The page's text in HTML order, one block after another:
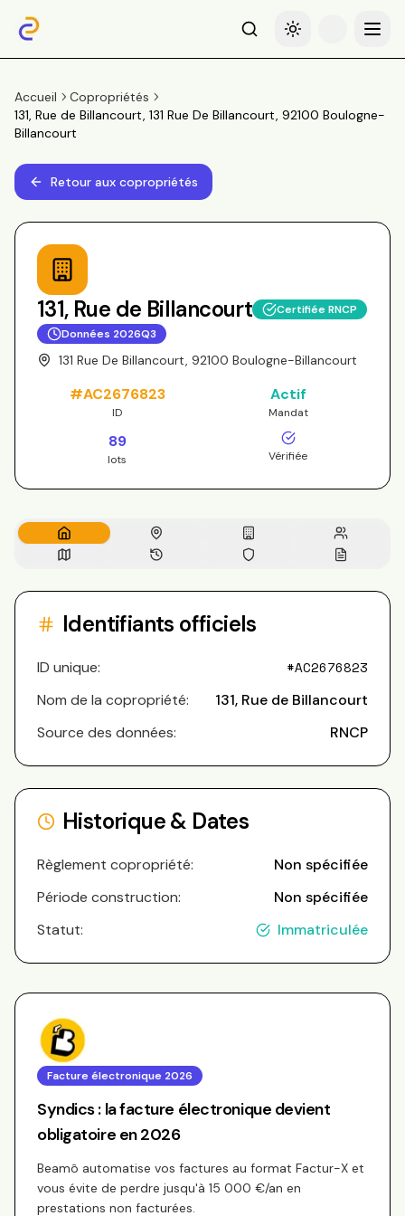
RechercheBasculer le thème
Menu
Accueil
Copropriétés
131, Rue de Billancourt, 131 Rue De Billancourt, 92100 Boulogne-
Billancourt
Retour aux copropriétés
131, Rue de Billancourt
Certifiée RNCP
Données 2026Q3
131 Rue De Billancourt, 92100 Boulogne-Billancourt
#AC2676823
ID
Actif
Mandat
89
lots Vérifiée
Identifiants officiels
ID unique: #AC2676823
Nom de la copropriété:
131, Rue de Billancourt
Source des données:
RNCP
Historique & Dates
Règlement copropriété:
Non spécifiée
Période construction:
Non spécifiée
Statut:
Immatriculée
Facture électronique 2026
Syndics : la facture électronique devient
obligatoire en 2026
Beamô automatise vos factures au format Factur-X et
vous évite de perdre jusqu'à 15 000 €/an en
prestations non facturées.